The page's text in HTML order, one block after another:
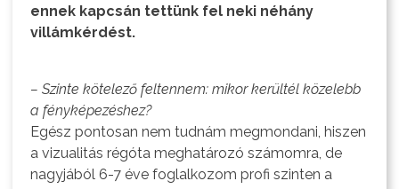
ennek kapcsán tettünk fel neki néhány
villámkérdést.
– Szinte kötelező feltennem: mikor kerültél közelebb
a fényképezéshez?
Egész pontosan nem tudnám megmondani, hiszen
a vizualitás régóta meghatározó számomra, de
nagyjából 6-7 éve foglalkozom profi szinten a